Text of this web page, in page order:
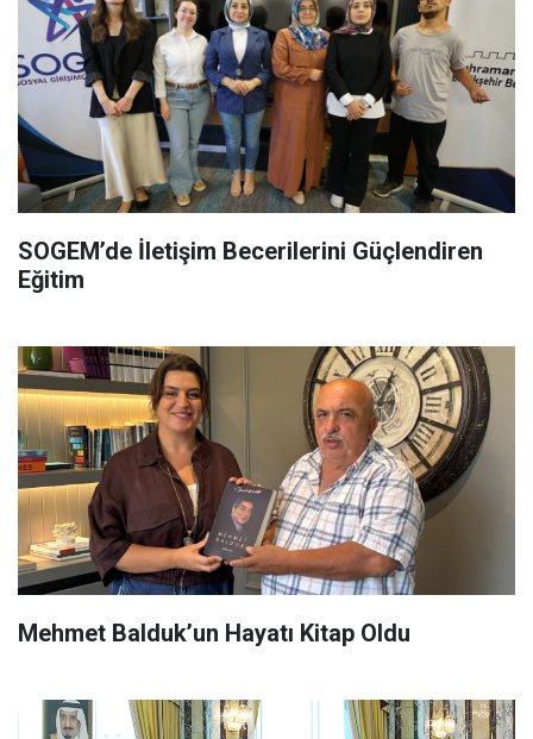
SOGEM’de İletişim Becerilerini Güçlendiren
Eğitim
Mehmet Balduk’un Hayatı Kitap Oldu